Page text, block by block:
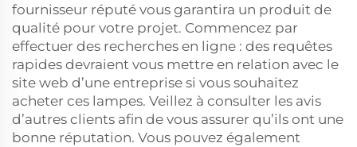
fournisseur réputé vous garantira un produit de
qualité pour votre projet. Commencez par
effectuer des recherches en ligne : des requêtes
rapides devraient vous mettre en relation avec le
site web d’une entreprise si vous souhaitez
acheter ces lampes. Veillez à consulter les avis
d’autres clients afin de vous assurer qu’ils ont une
bonne réputation. Vous pouvez également